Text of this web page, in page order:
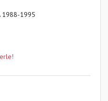
1988-1995